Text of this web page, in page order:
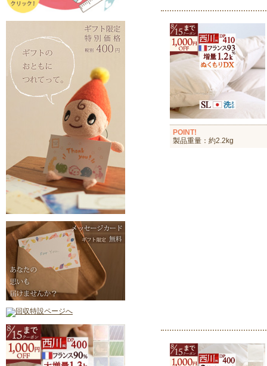
POINT!
製品重量：約2.2kg